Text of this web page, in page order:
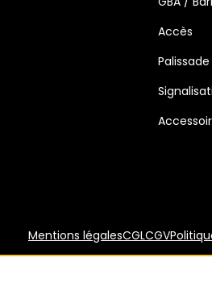
Accès
Palissade
Mentions légalesCGLCGV
Personnalisez vos